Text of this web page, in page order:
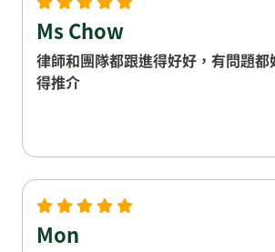
Ms Chow
律師和團隊都跟進得好好，有問題都
得推介
Mon